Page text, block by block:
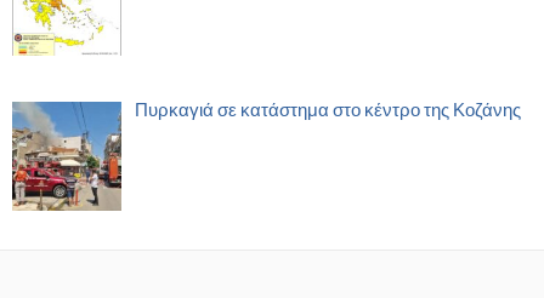
Πυρκαγιά σε κατάστημα στο κέντρο της Κοζάνης